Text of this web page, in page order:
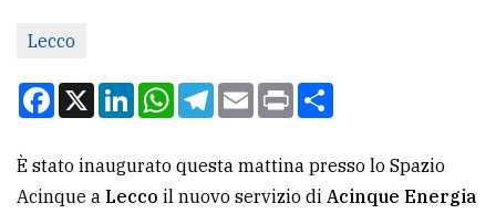
Per
tua
CERCA
Lecco
Facebook
X LinkedInWhatsApp
Telegram
EmailPrint
È stato inaugurato questa mattina presso lo Spazio
Acinque a Lecco il nuovo servizio di Acinque Energia